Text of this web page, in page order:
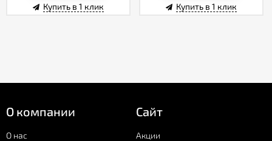
Купить в 1 клик Купить в 1 клик
О компании
О нас
Сайт
Акции